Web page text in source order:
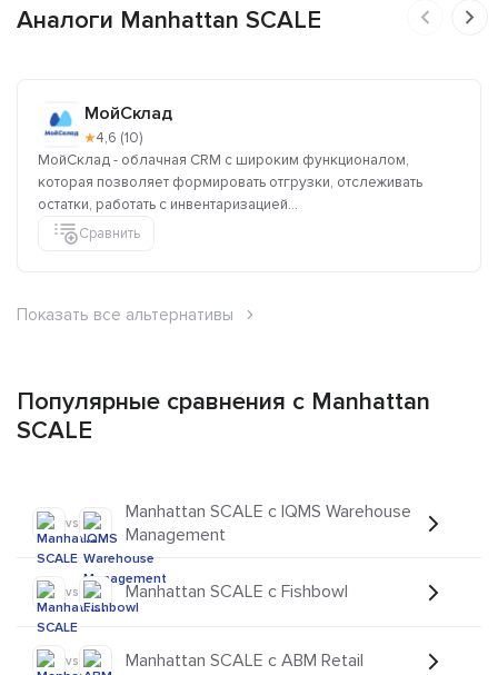
Аналоги Manhattan SCALE
МойСклад
★4,6 (10)
МойСклад - облачная CRM с широким функционалом,
которая позволяет формировать отгрузки, отслеживать
остатки, работать с инвентаризацией...
Сравнить
Показать все альтернативы
Популярные сравнения с Manhattan
SCALE
vs
Manhattan SCALE с IQMS Warehouse
Management
vs Manhattan SCALE с Fishbowl
vs Manhattan SCALE с ABM Retail